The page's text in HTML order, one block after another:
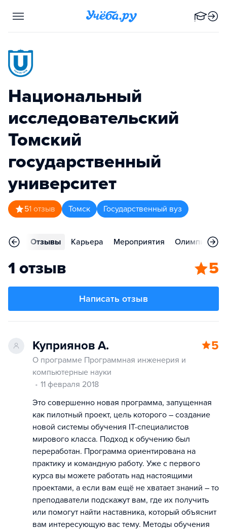
Национальный
исследовательский
Томский
государственный
университет
51 отзыв Томск Государственный вуз
Отзывы Карьера Мероприятия Олимпиады
1 отзыв 5
Написать отзыв
Куприянов А. 5
О программе Программная инженерия и
компьютерные науки
11 февраля 2018
Это совершенно новая программа, запущенная
как пилотный проект, цель которого – создание
новой системы обучения IT-специалистов
мирового класса. Подход к обучению был
переработан. Программа ориентирована на
практику и командную работу. Уже с первого
курса вы можете работать над настоящими
проектами, а если вам ещё не хватает знаний – то
преподаватели подскажут вам, где их получить
или помогут найти наставника, который объяснит
вам интересующую вас тему. Методы обучения